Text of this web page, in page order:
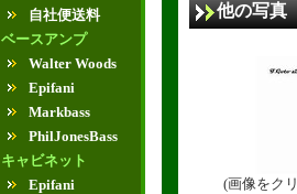
自社便送料
ベースアンプ
Walter Woods
Epifani
Markbass
PhilJonesBass
キャビネット
Epifani
他の写真
(画像をク